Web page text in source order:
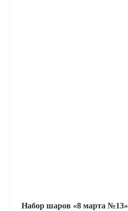
Набор шаров «8 марта №13»